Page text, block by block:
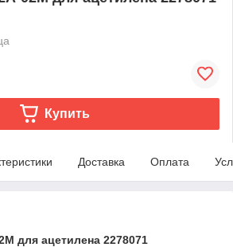
Купить
Доставка Оплата
для ацетилена 2278071